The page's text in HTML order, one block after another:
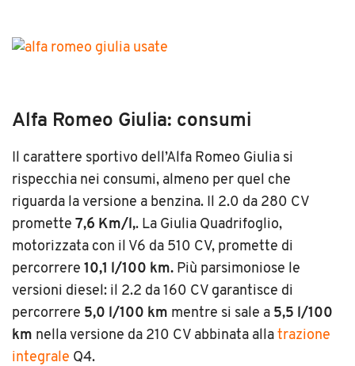
Alfa Romeo Giulia: consumi
Il carattere sportivo dell’Alfa Romeo Giulia si
rispecchia nei consumi, almeno per quel che
riguarda la versione a benzina. Il 2.0 da 280 CV
promette 7,6 Km/l,. La Giulia Quadrifoglio,
motorizzata con il V6 da 510 CV, promette di
percorrere 10,1 l/100 km. Più parsimoniose le
versioni diesel: il 2.2 da 160 CV garantisce di
percorrere 5,0 l/100 km mentre si sale a 5,5 l/100
km nella versione da 210 CV abbinata alla trazione
integrale Q4.